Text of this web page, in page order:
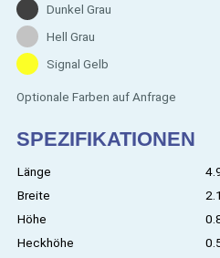
SPEZIFIKATIONEN
Länge
Breite
Höhe
Heckhöhe
Dunkel Grau
Hell Grau
Signal Gelb
Optionale Farben auf Anfrage